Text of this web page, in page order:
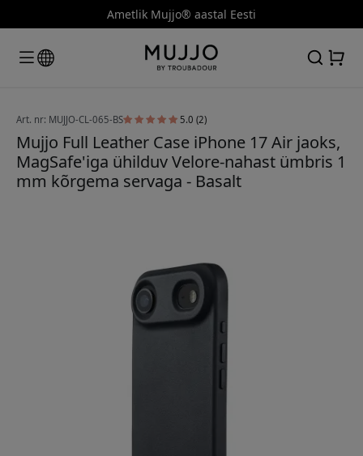
Ametlik Mujjo® aastal Eesti
Art. nr: MUJJO-CL-065-BS 5.0 (2)
Mujjo Full Leather Case iPhone 17 Air jaoks,
MagSafe'iga ühilduv Velore-nahast ümbris 1
mm kõrgema servaga - Basalt